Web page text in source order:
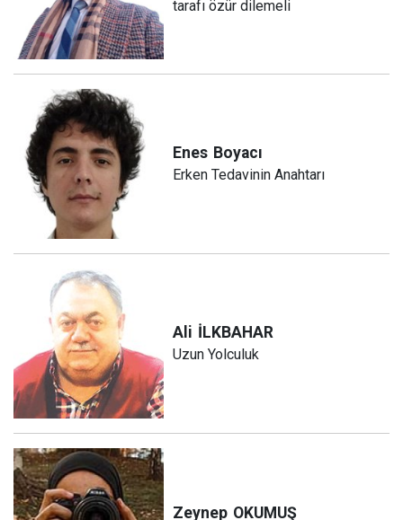
tarafı özür dilemeli
Enes Boyacı
Erken Tedavinin Anahtarı
Ali İLKBAHAR
Uzun Yolculuk
Zeynep OKUMUŞ